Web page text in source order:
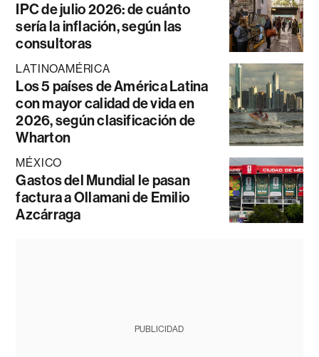
IPC de julio 2026: de cuánto
sería la inflación, según las
consultoras
LATINOAMÉRICA
Los 5 países de América Latina
con mayor calidad de vida en
2026, según clasificación de
Wharton
MÉXICO
Gastos del Mundial le pasan
factura a Ollamani de Emilio
Azcárraga
PUBLICIDAD